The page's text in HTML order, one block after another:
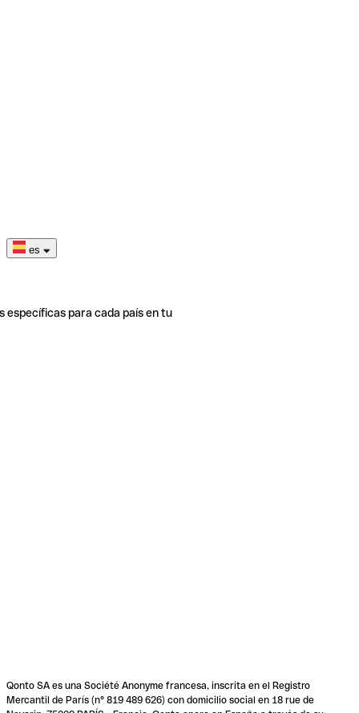
es
específicas para cada país en tu
Qonto SA es una Société Anonyme francesa, inscrita en el Registro
Mercantil de París (n° 819 489 626) con domicilio social en 18 rue de